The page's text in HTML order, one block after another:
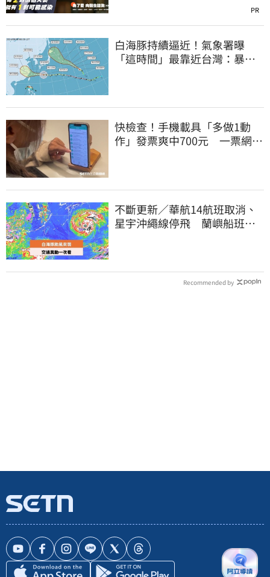
PR
白海豚持續逼近！氣象署曝
「這時間」最靠近台灣：暴風
快檢查！手機載具「多做1動
作」發票爽中700元 一票網照
不斷更新／華航14航班取消、
星宇沖繩線停飛 蘭嶼船班停3
Recommended by